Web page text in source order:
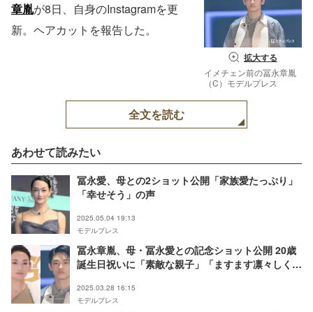
拡大する
イメチェン前の冨永章胤
（C）モデルプレス
章胤が8日、自身のInstagramを更
新。ヘアカットを報告した。
全文を読む
あわせて読みたい
冨永愛、母との2ショット公開「家族愛たっぷり」
「幸せそう」の声
2025.05.04 19:13
モデルプレス
冨永章胤、母・冨永愛との記念ショット公開 20歳
誕生日祝いに「素敵な親子」「ますます凛々しく」
2025.03.28 16:15
モデルプレス